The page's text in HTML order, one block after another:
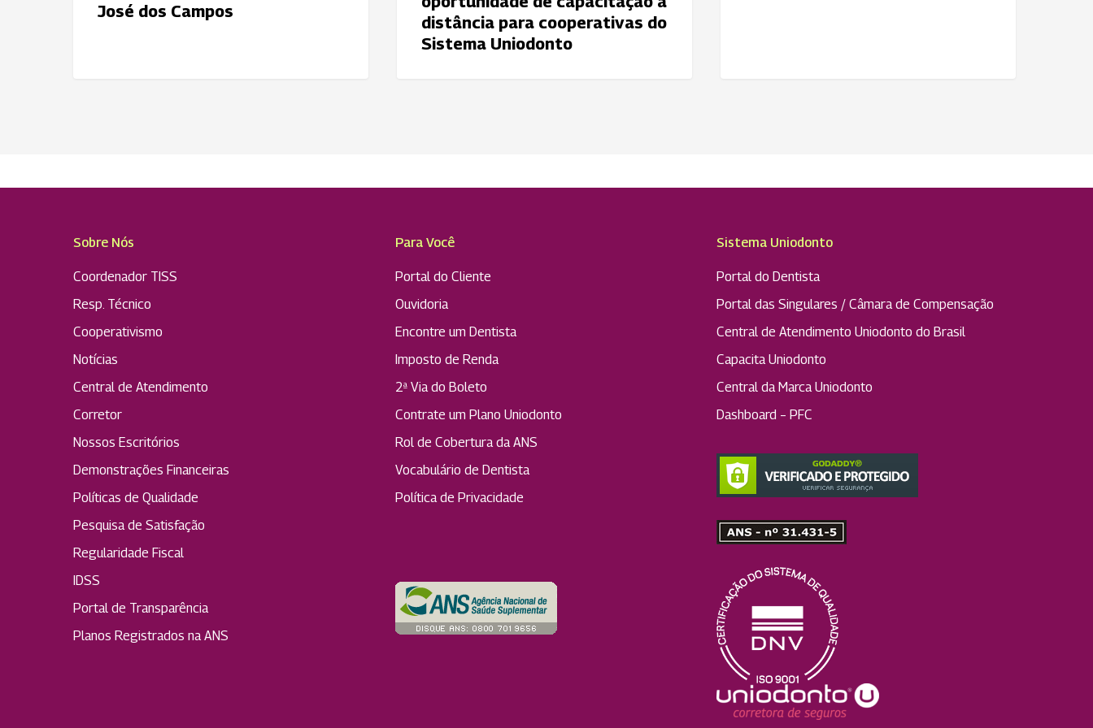
José dos Campos
distância para cooperativas do
Sistema Uniodonto
Sobre Nós
Coordenador TISS
Resp. Técnico
Cooperativismo
Notícias
Central de Atendimento
Corretor
Nossos Escritórios
Demonstrações Financeiras
Políticas de Qualidade
Pesquisa de Satisfação
Regularidade Fiscal
IDSS
Portal de Transparência
Planos Registrados na ANS
Para Você
Portal do Cliente
Ouvidoria
Encontre um Dentista
Imposto de Renda
2ª Via do Boleto
Contrate um Plano Uniodonto
Rol de Cobertura da ANS
Vocabulário de Dentista
Política de Privacidade
Sistema Uniodonto
Portal do Dentista
Portal das Singulares / Câmara de Compensação
Central de Atendimento Uniodonto do Brasil
Capacita Uniodonto
Central da Marca Uniodonto
Dashboard – PFC